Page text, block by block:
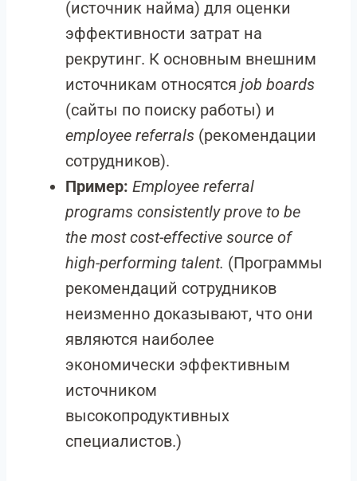
(источник найма) для оценки
эффективности затрат на
рекрутинг. К основным внешним
источникам относятся job boards
(сайты по поиску работы) и
employee referrals (рекомендации
сотрудников).
Пример: Employee referral
programs consistently prove to be
the most cost-effective source of
high-performing talent. (Программы
рекомендаций сотрудников
неизменно доказывают, что они
являются наиболее
экономически эффективным
источником
высокопродуктивных
специалистов.)